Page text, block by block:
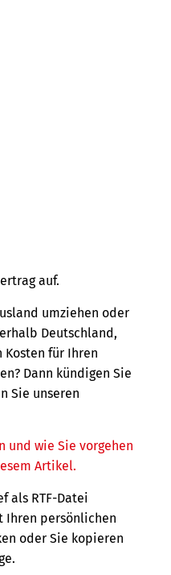
auf.
umziehen oder
Deutschland,
für Ihren
Dann kündigen Sie
Sie unseren
und wie Sie vorgehen
Artikel.
als RTF-Datei
Ihren persönlichen
oder Sie kopieren